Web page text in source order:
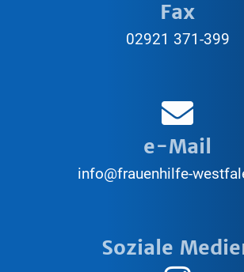
Fax
02921 371-399
e-Mail
info@frauenhilfe-
Soziale